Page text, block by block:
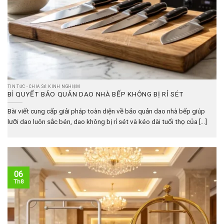
TIN TỨC - CHIA SẺ KINH NGHIỆM
BÍ QUYẾT BẢO QUẢN DAO NHÀ BẾP KHÔNG BỊ RỈ SÉT
Bài viết cung cấp giải pháp toàn diện về bảo quản dao nhà bếp giúp
lưỡi dao luôn sắc bén, dao không bị rỉ sét và kéo dài tuổi thọ của [...]
06
Th8